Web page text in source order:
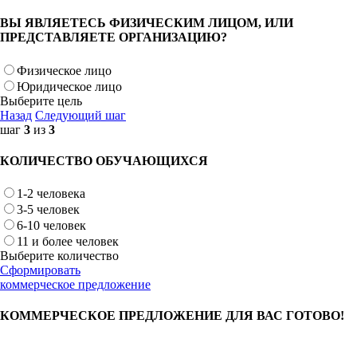
ВЫ ЯВЛЯЕТЕСЬ ФИЗИЧЕСКИМ ЛИЦОМ, ИЛИ
ПРЕДСТАВЛЯЕТЕ ОРГАНИЗАЦИЮ?
Физическое лицо
Юридическое лицо
Выберите цель
Назад Следующий шаг
шаг 3 из 3
КОЛИЧЕСТВО ОБУЧАЮЩИХСЯ
1-2 человека
3-5 человек
6-10 человек
11 и более человек
Выберите количество
Сформировать
коммерческое предложение
КОММЕРЧЕСКОЕ ПРЕДЛОЖЕНИЕ ДЛЯ ВАС ГОТОВО!